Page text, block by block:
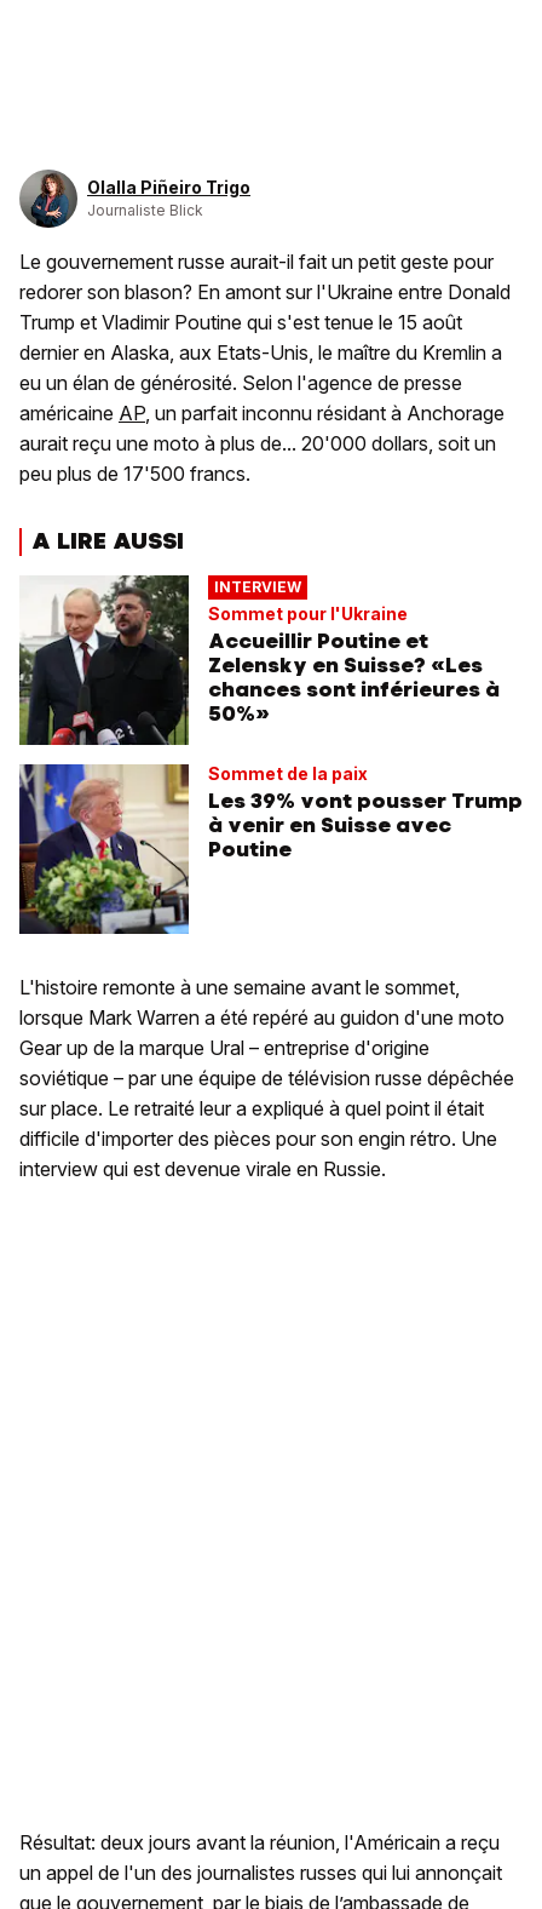
Olalla Piñeiro Trigo
Journaliste Blick
Le gouvernement russe aurait-il fait un petit geste pour
redorer son blason? En amont sur l'Ukraine entre Donald
Trump et Vladimir Poutine qui s'est tenue le 15 août
dernier en Alaska, aux Etats-Unis, le maître du Kremlin a
eu un élan de générosité. Selon l'agence de presse
américaine AP, un parfait inconnu résidant à Anchorage
aurait reçu une moto à plus de... 20'000 dollars, soit un
peu plus de 17'500 francs.
A LIRE AUSSI
INTERVIEW
Sommet pour l'Ukraine
Accueillir Poutine et
Zelensky en Suisse? «Les
chances sont inférieures à
50%»
Sommet de la paix
Les 39% vont pousser Trump
à venir en Suisse avec
Poutine
L'histoire remonte à une semaine avant le sommet,
lorsque Mark Warren a été repéré au guidon d'une moto
Gear up de la marque Ural – entreprise d'origine
soviétique – par une équipe de télévision russe dépêchée
sur place. Le retraité leur a expliqué à quel point il était
difficile d'importer des pièces pour son engin rétro. Une
interview qui est devenue virale en Russie.
Résultat: deux jours avant la réunion, l'Américain a reçu
un appel de l'un des journalistes russes qui lui annonçait
que le gouvernement, par le biais de l’ambassade de